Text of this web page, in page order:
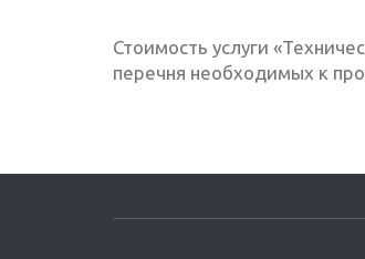
Стоимость услуги
перечня необходимых к